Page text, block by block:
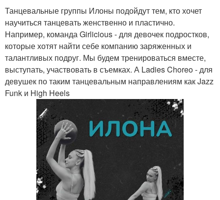
Танцевальные группы Илоны подойдут тем, кто хочет
научиться танцевать женственно и пластично.
Например, команда Girlicious - для девочек подростков,
которые хотят найти себе компанию заряженных и
талантливых подруг. Мы будем тренироваться вместе,
выступать, участвовать в съемках. А Ladies Choreo - для
девушек по таким танцевальным направлениям как Jazz
Funk и High Heels